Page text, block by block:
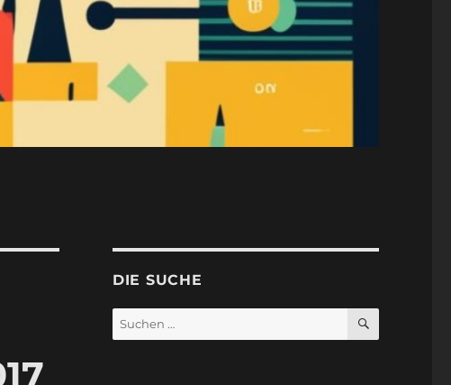
DIE SUCHE
Suchen
nach:
SUCHEN